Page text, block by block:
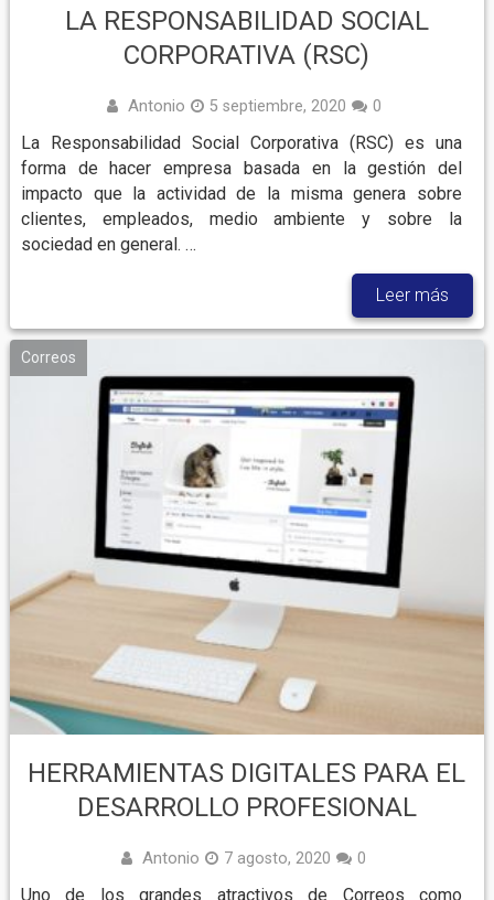
LA RESPONSABILIDAD SOCIAL
CORPORATIVA (RSC)
Antonio 5 septiembre, 2020 0
La Responsabilidad Social Corporativa (RSC) es una
forma de hacer empresa basada en la gestión del
impacto que la actividad de la misma genera sobre
clientes, empleados, medio ambiente y sobre la
sociedad en general. …
Leer más
Correos
HERRAMIENTAS DIGITALES PARA EL
DESARROLLO PROFESIONAL
Antonio 7 agosto, 2020 0
Uno de los grandes atractivos de Correos como